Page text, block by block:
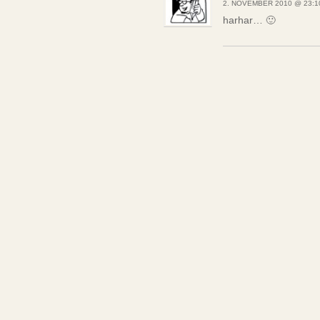
2. NOVEMBER 2010 @
harhar… 🙂